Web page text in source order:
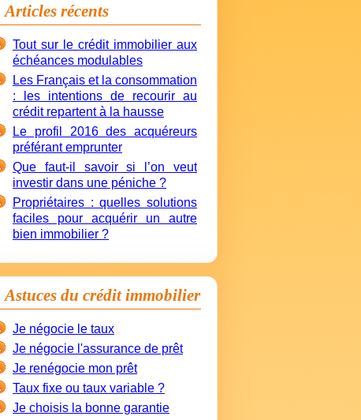
Articles récents
Tout sur le crédit immobilier aux
échéances modulables
Les Français et la consommation
: les intentions de recourir au
crédit repartent à la hausse
Le profil 2016 des acquéreurs
préférant emprunter
Que faut-il savoir si l’on veut
investir dans une péniche ?
Propriétaires : quelles solutions
faciles pour acquérir un autre
bien immobilier ?
Astuces du crédit immobilier
Je négocie le taux
Je négocie l'assurance de prêt
Je renégocie mon prêt
Taux fixe ou taux variable ?
Je choisis la bonne garantie